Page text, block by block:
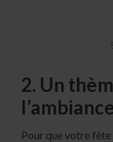
2. Un
Pour que votre